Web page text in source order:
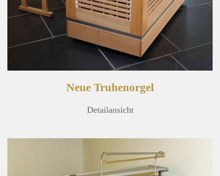
Neue Truhenorgel
Detailansicht